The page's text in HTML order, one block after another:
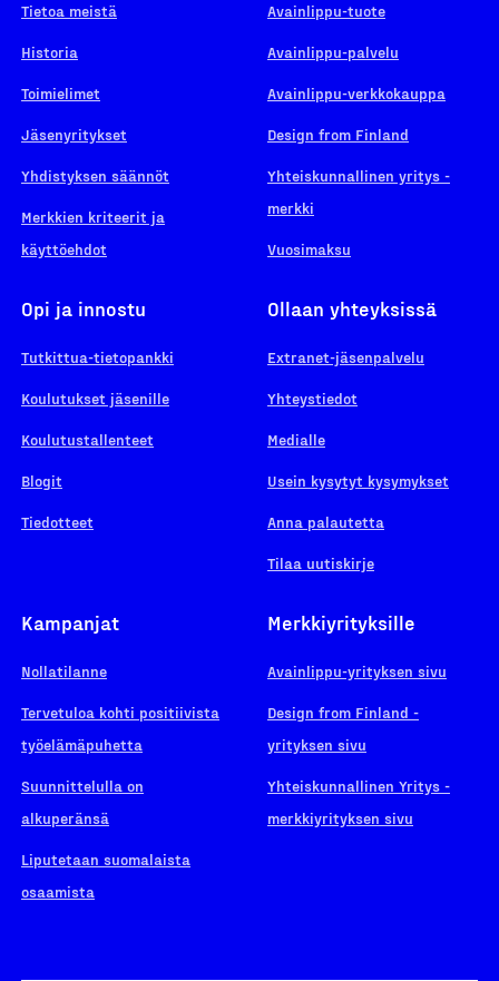
Tietoa meistä
Historia
Toimielimet
Jäsenyritykset
Yhdistyksen säännöt
Merkkien kriteerit ja
käyttöehdot
Avainlippu-tuote
Avainlippu-palvelu
Avainlippu-verkkokauppa
Design from Finland
Yhteiskunnallinen yritys -
merkki
Vuosimaksu
Opi ja innostu
Tutkittua-tietopankki
Koulutukset jäsenille
Koulutustallenteet
Blogit
Tiedotteet
Ollaan yhteyksissä
Extranet-jäsenpalvelu
Yhteystiedot
Medialle
Usein kysytyt kysymykset
Anna palautetta
Tilaa uutiskirje
Kampanjat
Nollatilanne
Tervetuloa kohti positiivista
työelämäpuhetta
Suunnittelulla on
alkuperänsä
Liputetaan suomalaista
osaamista
Merkkiyrityksille
Avainlippu-yrityksen sivu
Design from Finland -
yrityksen sivu
Yhteiskunnallinen Yritys -
merkkiyrityksen sivu